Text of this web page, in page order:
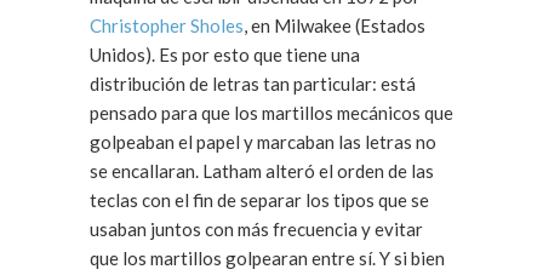
Christopher Sholes, en Milwakee (Estados
Unidos). Es por esto que tiene una
distribución de letras tan particular: está
pensado para que los martillos mecánicos que
golpeaban el papel y marcaban las letras no
se encallaran. Latham alteró el orden de las
teclas con el fin de separar los tipos que se
usaban juntos con más frecuencia y evitar
que los martillos golpearan entre sí. Y si bien